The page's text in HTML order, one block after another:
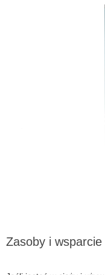
Zasoby i wsparcie